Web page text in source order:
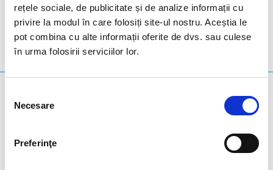
rețele sociale, de publicitate și de analize informații cu
privire la modul în care folosiți site-ul nostru. Aceștia le
pot combina cu alte informații oferite de dvs. sau culese
în urma folosirii serviciilor lor.
consimțământului
Necesare
Preferinţe